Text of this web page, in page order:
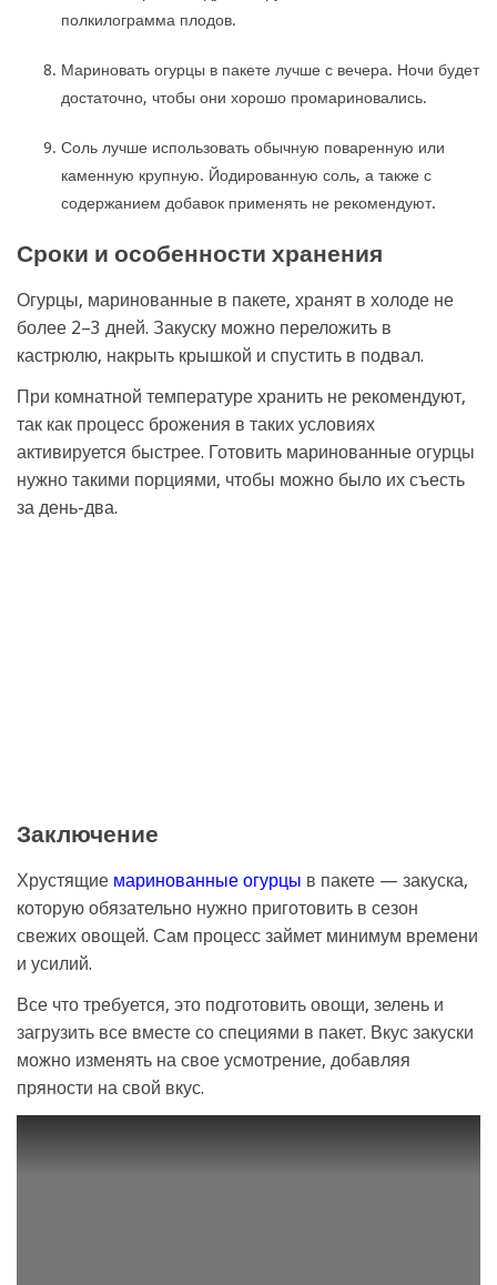
полкилограмма плодов.
Мариновать огурцы в пакете лучше с вечера. Ночи будет
достаточно, чтобы они хорошо промариновались.
Соль лучше использовать обычную поваренную или
каменную крупную. Йодированную соль, а также с
содержанием добавок применять не рекомендуют.
Сроки и особенности хранения
Огурцы, маринованные в пакете, хранят в холоде не
более 2–3 дней. Закуску можно переложить в
кастрюлю, накрыть крышкой и спустить в подвал.
При комнатной температуре хранить не рекомендуют,
так как процесс брожения в таких условиях
активируется быстрее. Готовить маринованные огурцы
нужно такими порциями, чтобы можно было их съесть
за день-два.
Заключение
Хрустящие маринованные огурцы в пакете — закуска,
которую обязательно нужно приготовить в сезон
свежих овощей. Сам процесс займет минимум времени
и усилий.
Все что требуется, это подготовить овощи, зелень и
загрузить все вместе со специями в пакет. Вкус закуски
можно изменять на свое усмотрение, добавляя
пряности на свой вкус.